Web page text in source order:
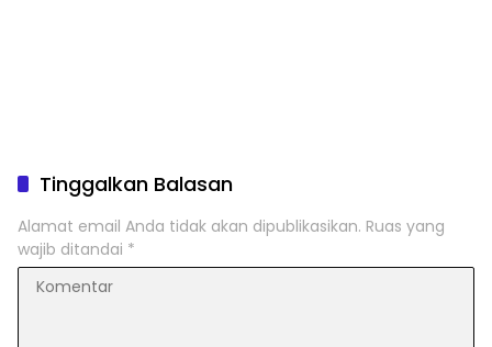
Tinggalkan Balasan
Alamat email Anda tidak akan dipublikasikan. Ruas yang
wajib ditandai *